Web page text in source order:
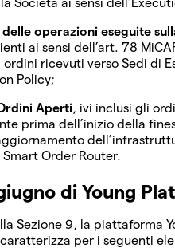
operazioni eseguite
ai sensi dell’art. 78
ricevuti verso Sedi di
Policy;
Aperti, ivi inclusi gli
prima dell’inizio della
Order Router.
di Young
Sezione 9, la piattaforma
per i seguenti